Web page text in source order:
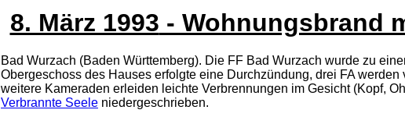
8. März 1993 - Wohnungsbrand
Bad Wurzach (Baden Württemberg). Die FF Bad Wurzach wurde zu
Obergeschoss des Hauses erfolgte eine Durchzündung, drei FA
weitere Kameraden erleiden leichte Verbrennungen im Gesicht (Kopf,
Verbrannte Seele niedergeschrieben.